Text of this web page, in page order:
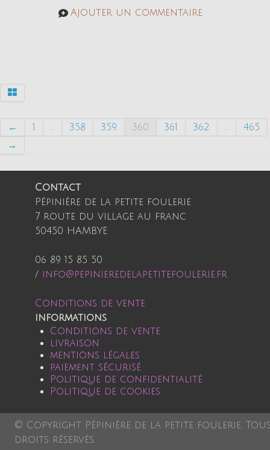
Ajouter un commentaire
← 1 ... 358 359 360 361 362 ...
465
→
Contact
Pépinière de la petite foulerie
7 route du village au franc
50450 HAMBYE
06 89 15 85 50
/ info@pepinieredelapetitefoulerie.fr
Conditions de vente
informations
Conditions de vente
livraison
mentions légales
paiement sécurisé
Politique de confidentialité
Politique de cookies
© Copyright Pépinière de la petite foulerie.
droits réservés.